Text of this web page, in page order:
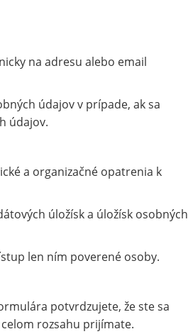
na adresu alebo email
údajov v prípade, ak sa
údajov.
a organizačné opatrenia k
úložísk a úložísk osobných
len ním poverené osoby.
potvrdzujete, že ste sa
rozsahu prijímate.